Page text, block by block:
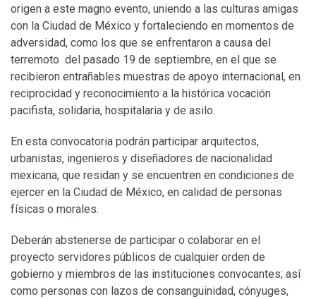
origen a este magno evento, uniendo a las culturas amigas
con la Ciudad de México y fortaleciendo en momentos de
adversidad, como los que se enfrentaron a causa del
terremoto del pasado 19 de septiembre, en el que se
recibieron entrañables muestras de apoyo internacional, en
reciprocidad y reconocimiento a la histórica vocación
pacifista, solidaria, hospitalaria y de asilo.
En esta convocatoria podrán participar arquitectos,
urbanistas, ingenieros y diseñadores de nacionalidad
mexicana, que residan y se encuentren en condiciones de
ejercer en la Ciudad de México, en calidad de personas
físicas o morales.
Deberán abstenerse de participar o colaborar en el
proyecto servidores públicos de cualquier orden de
gobierno y miembros de las instituciones convocantes; así
como personas con lazos de consanguinidad, cónyuges,